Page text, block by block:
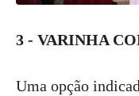
3 - VARINHA
Uma opção